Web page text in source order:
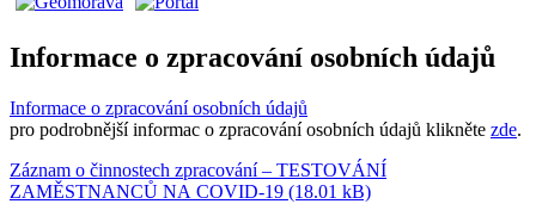
Informace o zpracování osobních údajů
Informace o zpracování osobních údajů
pro podrobnější informac o zpracování osobních údajů klikněte zde.
Záznam o činnostech zpracování – TESTOVÁNÍ
ZAMĚSTNANCŮ NA COVID-19 (18.01 kB)